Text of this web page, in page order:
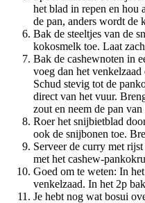
het blad in repen en hou
de pan, anders wordt de
Bak de steeltjes van de
kokosmelk toe. Laat
Bak de cashewnoten in
voeg dan het
Schud stevig tot de
direct van het vuur.
zout en neem de pan van
Roer het snijbietblad
ook de snijbonen toe.
Serveer de curry met
met het cashew-
Goed om te weten: In
venkelzaad. In het 2p
Je hebt nog wat bosui